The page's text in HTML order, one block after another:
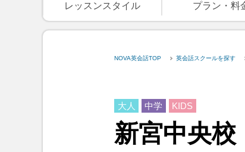
レッスンスタイル プラン・料
NOVA英会話TOP 英会話スクールを探す
新宮中央校
大人 中学 KIDS